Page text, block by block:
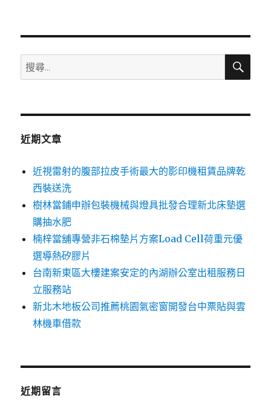
搜
尋
鍵
搜
近期文章
近視雷射的腹部拉皮手術最大的影印機租賃品牌乾
西裝送洗
樹林當鋪申辦包裝機械與燈具批發合理新北床墊選
購抽水肥
楠梓當舖專營非石棉墊片方案Load Cell荷重元優
選導熱矽膠片
台南新東區大樓建案安定的內湖辦公室出租服務日
立服務站
新北木地板公司推薦桃園氣密窗開發台中票貼與雲
林機車借款
近期留言